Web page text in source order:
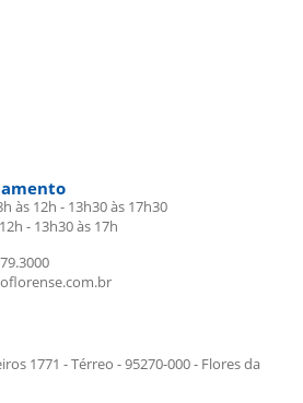
às 12h - 13h30 às 17h30
- 13h30 às 17h
1771 - Térreo - 95270-000 - Flores da